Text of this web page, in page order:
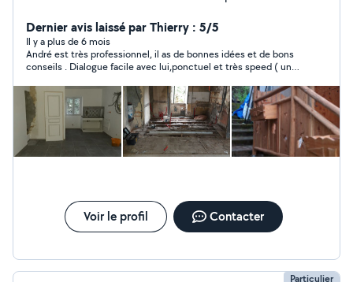
ans d expérience ) , mais je suis diversifié dans le
domaine du batiment. Je suis de bons conseils et mon
objectif est de satisfaire les personnes m ayant fait
appel, dans un aboutissement et dans la finalité de la
demande. Je peux également débroussailler votre
terrain.
Dernier avis laissé par Thierry : 5/5
Il y a plus de 6 mois
André est très professionnel, il as de bonnes idées et de bons
conseils . Dialogue facile avec lui,ponctuel et très speed ( un
recommande sans hésiter.....André lève le pied pense à ton
cœur
Voir le profil Contacter
Particulier